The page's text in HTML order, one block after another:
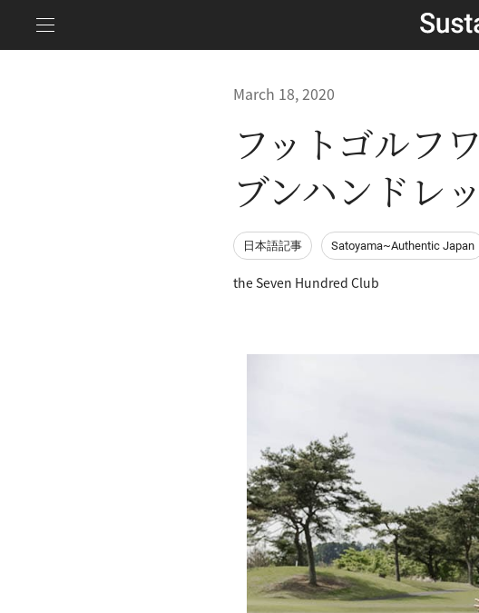
March 18, 2020
フットゴルフ
ブンハンドレ
日本語記事 Satoyama~Authentic Japan
the Seven Hundred Club